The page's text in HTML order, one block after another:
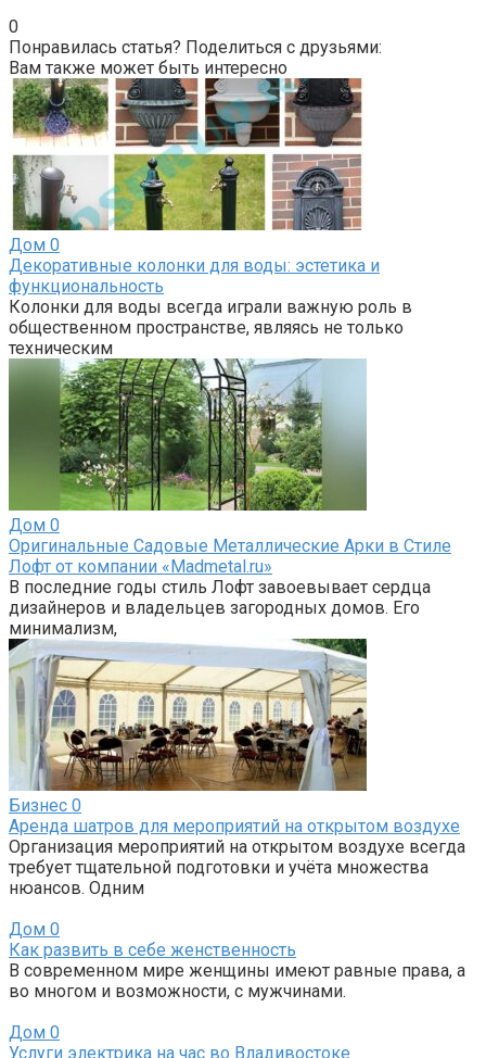
0
Понравилась статья? Поделиться с друзьями:
Вам также может быть интересно
Дом 0
Декоративные колонки для воды: эстетика и
функциональность
Колонки для воды всегда играли важную роль в
общественном пространстве, являясь не только
техническим
Дом 0
Оригинальные Садовые Металлические Арки в Стиле
Лофт от компании «Madmetal.ru»
В последние годы стиль Лофт завоевывает сердца
дизайнеров и владельцев загородных домов. Его
минимализм,
Бизнес 0
Аренда шатров для мероприятий на открытом воздухе
Организация мероприятий на открытом воздухе всегда
требует тщательной подготовки и учёта множества
нюансов. Одним
Дом 0
Как развить в себе женственность
В современном мире женщины имеют равные права, а
во многом и возможности, с мужчинами.
Дом 0
Услуги электрика на час во Владивостоке